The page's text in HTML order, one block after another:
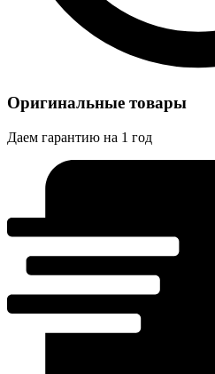
Оригинальные товары
Даем гарантию на 1 год